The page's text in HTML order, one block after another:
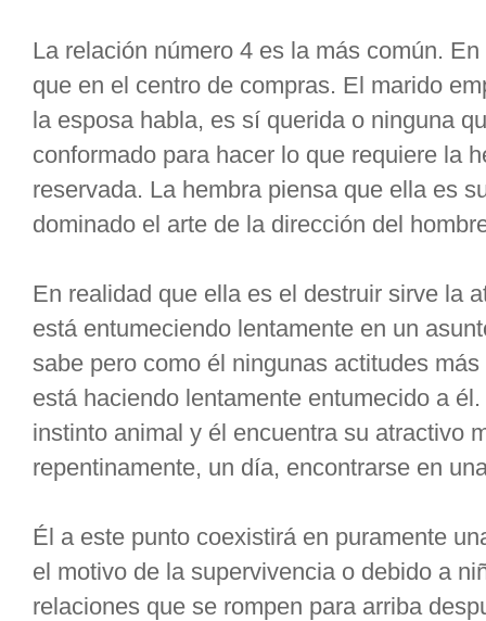
La relación número 4 es la más común.
que en el centro de compras. El marido
la esposa habla, es sí querida o ninguna
conformado para hacer lo que requiere la
reservada. La hembra piensa que ella es
dominado el arte de la dirección del
En realidad que ella es el destruir sirve la
está entumeciendo lentamente en un
sabe pero como él ningunas actitudes
está haciendo lentamente entumecido a
instinto animal y él encuentra su atractivo
repentinamente, un día, encontrarse en
Él a este punto coexistirá en puramente
el motivo de la supervivencia o debido a
relaciones que se rompen para arriba